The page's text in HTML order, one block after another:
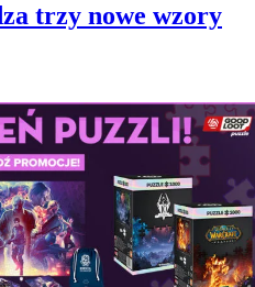
trzy nowe wzory